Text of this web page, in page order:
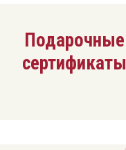
Подарочные
сертификаты